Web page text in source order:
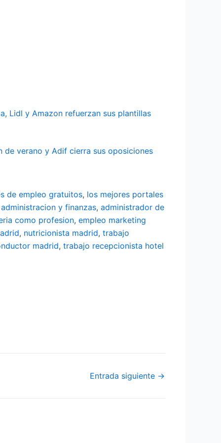
Lidl y Amazon refuerzan sus plantillas
de verano y Adif cierra sus oposiciones
de empleo gratuitos, los mejores portales
y finanzas, administrador de
como profesion, empleo marketing
, nutricionista madrid, trabajo
madrid, trabajo recepcionista hotel
Entrada siguiente →